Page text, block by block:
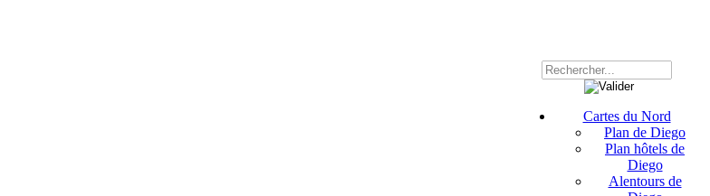
Cartes du Nord
Plan de Diego
Plan hôtels de
Diego
Alentours de